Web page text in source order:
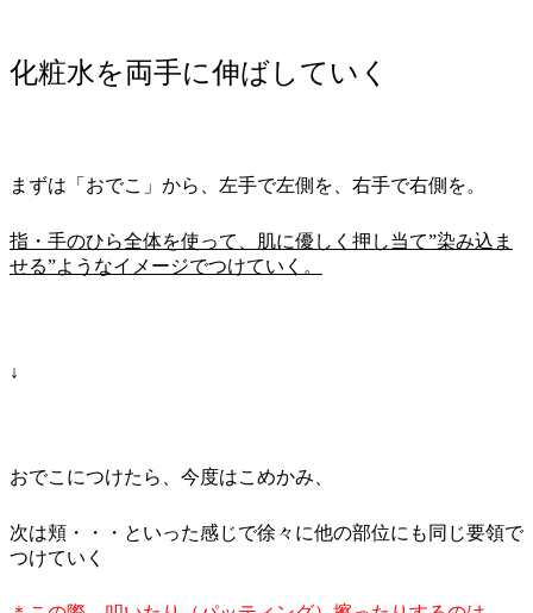
化粧水を両手に伸ばしていく
まずは「おでこ」から、左手で左側を、右手で右側を。
指・手のひら全体を使って、肌に優しく押し当て”染み込ま
せる”ようなイメージでつけていく。
↓
おでこにつけたら、今度はこめかみ、
次は頬・・・といった感じで徐々に他の部位にも同じ要領で
つけていく